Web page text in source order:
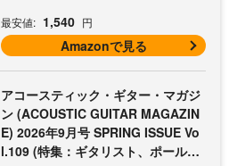
最安値: 1,540 円
Amazonで見る
アコースティック・ギター・マガジ
ン (ACOUSTIC GUITAR MAGAZIN
E) 2026年9月号 SPRING ISSUE Vo
l.109 (特集：ギタリスト、ポール・